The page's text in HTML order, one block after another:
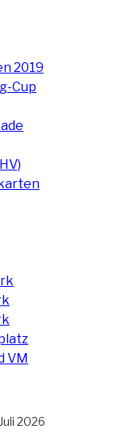
2019
Cup
VM
2026